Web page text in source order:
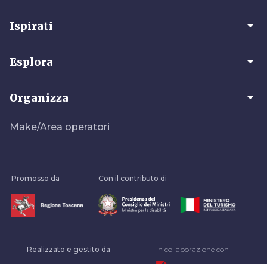
Ispirati arrow_drop_down
Esplora arrow_drop_down
Organizza arrow_drop_down
Make/Area operatori
Promosso da Con il contributo di
Realizzato e gestito da In collaborazione con